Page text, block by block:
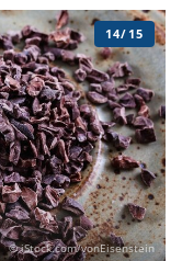
© iStock.com/vonEisenstein
14/15